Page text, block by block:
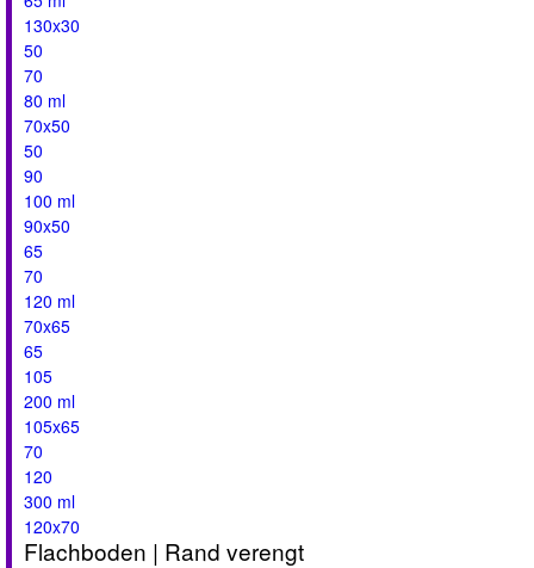
130x30
50
70
80 ml
70x50
50
90
100 ml
90x50
65
70
120 ml
70x65
65
105
200 ml
105x65
70
120
300 ml
120x70
Flachboden | Rand verengt